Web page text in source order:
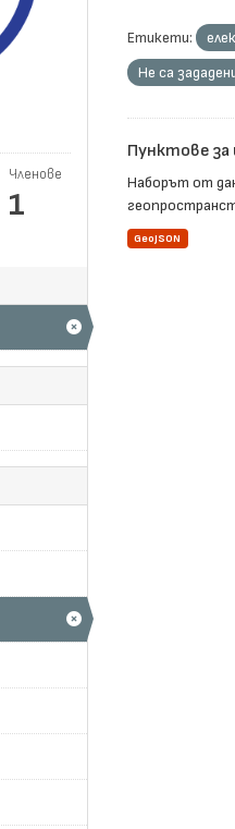
Членове
1
Етикети:
Не са
Пунктове за
Наборът от
GeoJSON